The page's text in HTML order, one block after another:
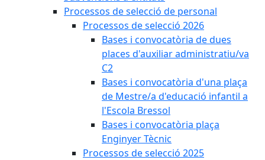
Processos de selecció de personal
Processos de selecció 2026
Bases i convocatòria de dues
places d'auxiliar administratiu/va
C2
Bases i convocatòria d'una plaça
de Mestre/a d'educació infantil a
l'Escola Bressol
Bases i convocatòria plaça
Enginyer Tècnic
Processos de selecció 2025